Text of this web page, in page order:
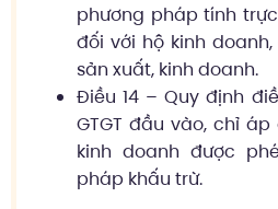
phương pháp tính
đối với hộ kinh
sản xuất, kinh doanh.
Điều 14 – Quy định
GTGT đầu vào, chỉ
kinh doanh được
pháp khấu trừ.